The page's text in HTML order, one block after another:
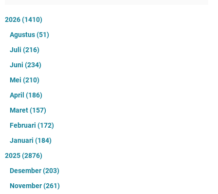
2026(1410)
Agustus(51)
Juli (216)
Juni (234)
Mei (210)
April (186)
Maret(157)
Februari (172)
Januari (184)
2025(2876)
Desember(203)
November(261)